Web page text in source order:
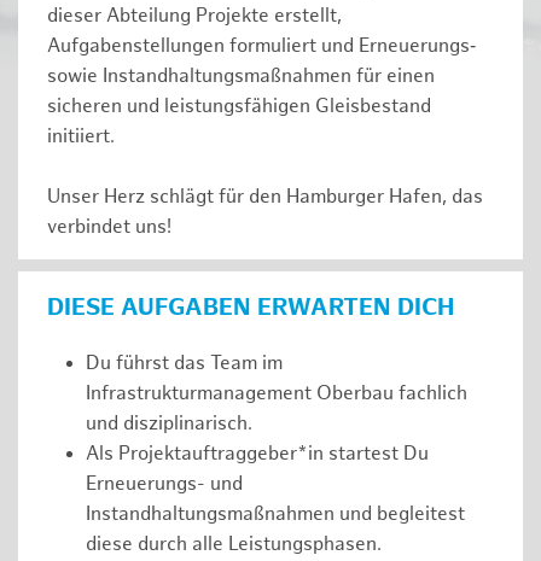
dieser Abteilung Projekte erstellt,
Aufgabenstellungen formuliert und Erneuerungs‑
sowie Instandhaltungsmaßnahmen für einen
sicheren und leistungsfähigen Gleisbestand
initiiert.
Unser Herz schlägt für den Hamburger Hafen, das
verbindet uns!
DIESE AUFGABEN ERWARTEN DICH
Du führst das Team im
Infrastrukturmanagement Oberbau fachlich
und disziplinarisch.
Als Projektauftraggeber*in startest Du
Erneuerungs- und
Instandhaltungsmaßnahmen und begleitest
diese durch alle Leistungsphasen.